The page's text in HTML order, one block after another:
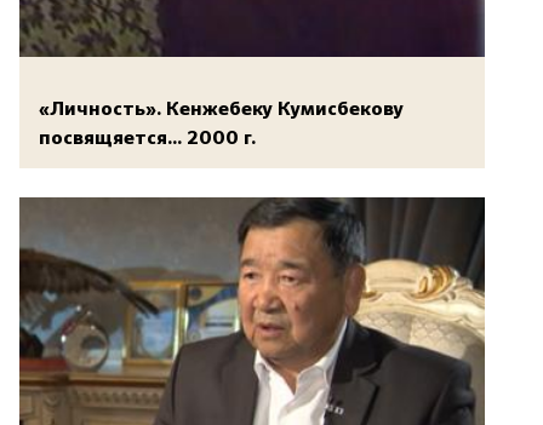
«Личность». Кенжебеку Кумисбекову
посвящяется... 2000 г.